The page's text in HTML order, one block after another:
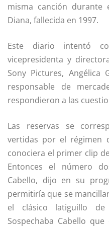
misma canción
Diana, fallecida en 1997.
Este diario intentó
vicepresidenta y
Sony Pictures, Angélica
responsable de
respondieron a las
Las reservas se
vertidas por el régimen
conociera el primer clip
Entonces el número
Cabello, dijo en su
permitiría que se
el clásico latiguillo de
Sospechaba Cabello